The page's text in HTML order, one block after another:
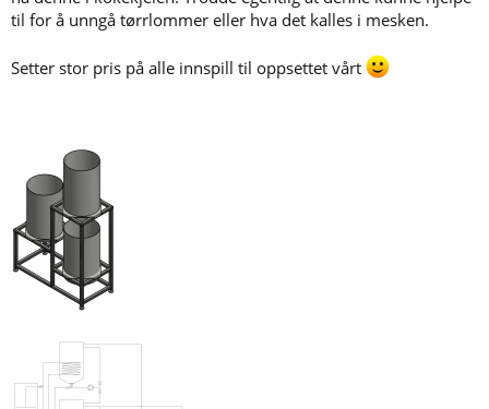
til for å unngå tørrlommer eller hva det kalles i mesken.
Setter stor pris på alle innspill til oppsettet vårt